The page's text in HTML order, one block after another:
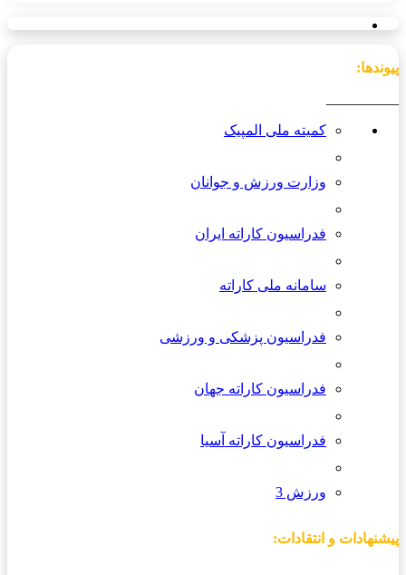
پیوندها:
کمیته ملی المپیک
وزارت ورزش و جوانان
فدراسیون کاراته ایران
سامانه ملی کاراته
فدراسیون پزشکی و ورزشی
فدراسیون کاراته جهان
فدراسیون کاراته آسیا
ورزش 3
پیشنهادات و انتقادات: